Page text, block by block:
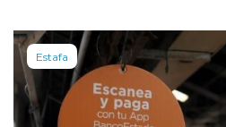
Estafa